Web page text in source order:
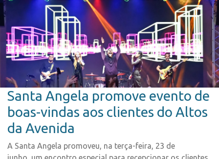
Santa Angela promove evento de
boas-vindas aos clientes do Altos
da Avenida
A Santa Angela promoveu, na terça-feira, 23 de